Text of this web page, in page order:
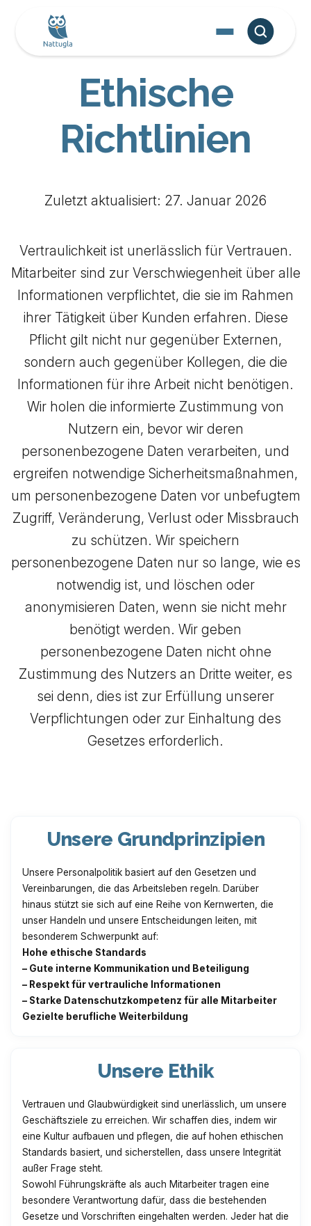
Ethische
Richtlinien
Zuletzt aktualisiert: 27. Januar 2026
Vertraulichkeit ist unerlässlich für Vertrauen.
Mitarbeiter sind zur Verschwiegenheit über alle
Informationen verpflichtet, die sie im Rahmen
ihrer Tätigkeit über Kunden erfahren. Diese
Pflicht gilt nicht nur gegenüber Externen,
sondern auch gegenüber Kollegen, die die
Informationen für ihre Arbeit nicht benötigen.
Wir holen die informierte Zustimmung von
Nutzern ein, bevor wir deren
personenbezogene Daten verarbeiten, und
ergreifen notwendige Sicherheitsmaßnahmen,
um personenbezogene Daten vor unbefugtem
Zugriff, Veränderung, Verlust oder Missbrauch
zu schützen. Wir speichern
personenbezogene Daten nur so lange, wie es
notwendig ist, und löschen oder
anonymisieren Daten, wenn sie nicht mehr
benötigt werden. Wir geben
personenbezogene Daten nicht ohne
Zustimmung des Nutzers an Dritte weiter, es
sei denn, dies ist zur Erfüllung unserer
Verpflichtungen oder zur Einhaltung des
Gesetzes erforderlich.
Unsere Grundprinzipien
Unsere Personalpolitik basiert auf den Gesetzen und
Vereinbarungen, die das Arbeitsleben regeln. Darüber
hinaus stützt sie sich auf eine Reihe von Kernwerten, die
unser Handeln und unsere Entscheidungen leiten, mit
besonderem Schwerpunkt auf:
Hohe ethische Standards
– Gute interne Kommunikation und Beteiligung
– Respekt für vertrauliche Informationen
– Starke Datenschutzkompetenz für alle Mitarbeiter
Gezielte berufliche Weiterbildung
Unsere Ethik
Vertrauen und Glaubwürdigkeit sind unerlässlich, um unsere
Geschäftsziele zu erreichen. Wir schaffen dies, indem wir
eine Kultur aufbauen und pflegen, die auf hohen ethischen
Standards basiert, und sicherstellen, dass unsere Integrität
außer Frage steht.
Sowohl Führungskräfte als auch Mitarbeiter tragen eine
besondere Verantwortung dafür, dass die bestehenden
Gesetze und Vorschriften eingehalten werden. Jeder hat die